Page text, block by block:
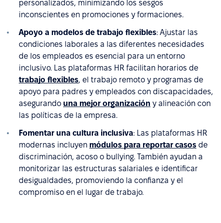
personalizados, minimizando los sesgos
inconscientes en promociones y formaciones.
Apoyo a modelos de trabajo flexibles: Ajustar las
condiciones laborales a las diferentes necesidades
de los empleados es esencial para un entorno
inclusivo. Las plataformas HR facilitan horarios de
trabajo flexibles, el trabajo remoto y programas de
apoyo para padres y empleados con discapacidades,
asegurando una mejor organización y alineación con
las políticas de la empresa.
Fomentar una cultura inclusiva: Las plataformas HR
modernas incluyen módulos para reportar casos de
discriminación, acoso o bullying. También ayudan a
monitorizar las estructuras salariales e identificar
desigualdades, promoviendo la confianza y el
compromiso en el lugar de trabajo.